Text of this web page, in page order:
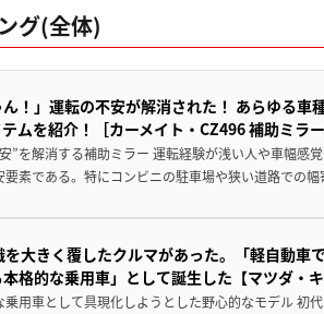
グ(全体)
ん！」運転の不安が解消された！ あらゆる車
ムを紹介！［カーメイト・CZ496 補助ミラー
”を解消する補助ミラー 運転経験が浅い人や車幅感覚
素である。特にコンビニの駐車場や狭い道路での
大きく覆したクルマがあった。「軽自動車
格的な乗用車」として誕生した【マツダ・キ
乗用車として具現化しようとした野心的なモデル 初